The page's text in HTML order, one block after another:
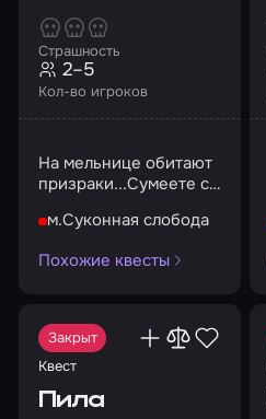
Страшность
Кол-во игроков
2–5
На мельнице обитают
призраки...Сумеете с
м.Суконная слобода
Похожие квесты
Закрыт
Квест
Пила